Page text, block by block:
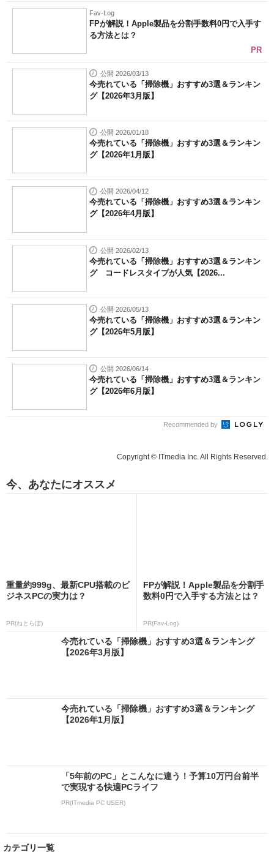
Fav-Log
FPが解説！Apple製品を分割手数料0円で入手す
る方法とは？
PR
公開 2026/03/13
今売れている「掃除機」おすすめ3選＆ランキン
グ【2026年3月版】
公開 2026/01/18
今売れている「掃除機」おすすめ3選＆ランキン
グ【2026年1月版】
公開 2026/04/12
今売れている「掃除機」おすすめ3選＆ランキン
グ【2026年4月版】
公開 2026/02/13
今売れている「掃除機」おすすめ3選＆ランキン
グ コードレスタイプが人気【2026...
公開 2026/05/13
今売れている「掃除機」おすすめ3選＆ランキン
グ【2026年5月版】
公開 2026/06/14
今売れている「掃除機」おすすめ3選＆ランキン
グ【2026年6月版】
Recommended by
Copyright © ITmedia Inc. All Rights Reserved.
今、あなたにオススメ
重量約999g、最新CPU搭載のビ
ジネスPCの実力は？
PR(ねとらぼ)
FPが解説！Apple製品を分割手
数料0円で入手する方法とは？
PR(Fav-Log)
今売れている「掃除機」おすすめ3選＆ランキング
【2026年3月版】
今売れている「掃除機」おすすめ3選＆ランキング
【2026年1月版】
「5年前のPC」とこんなに違う！予算10万円台前半
で実現する快適PCライフ
PR(ITmedia PC USER)
カテゴリ一覧